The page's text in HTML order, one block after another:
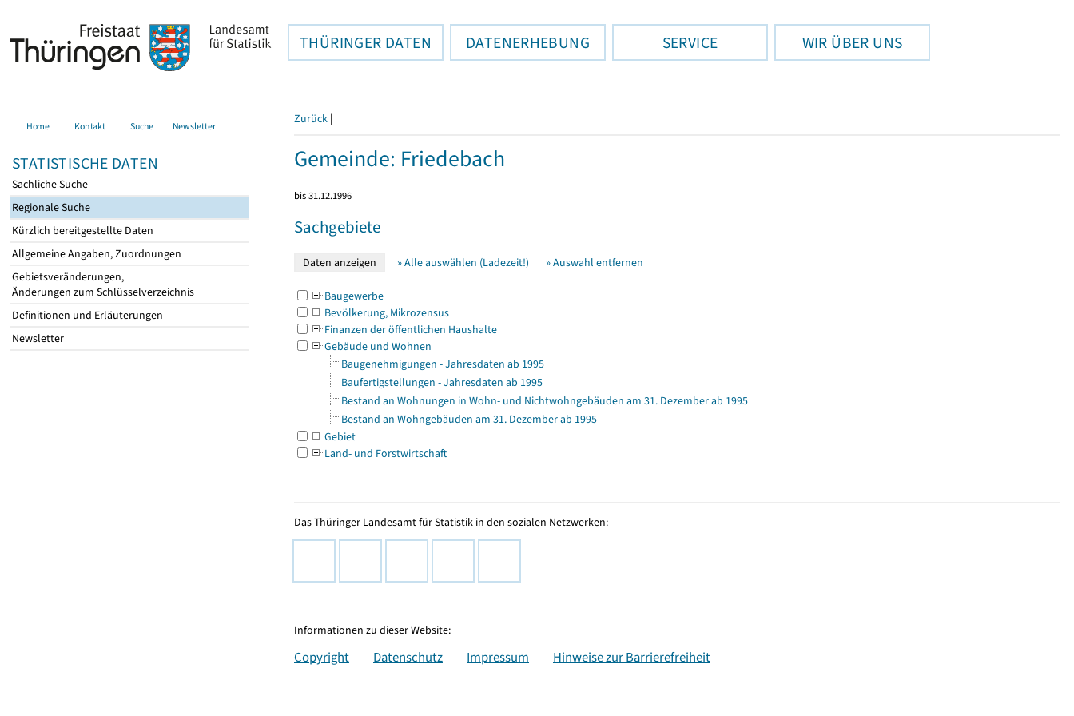
THÜRINGER DATEN DATENERHEBUNG SERVICE WIR ÜBER UNS
Home Kontakt Suche Newsletter
STATISTISCHE DATEN
Sachliche Suche
Regionale Suche
Kürzlich bereitgestellte Daten
Allgemeine Angaben, Zuordnungen
Gebietsveränderungen,
Änderungen zum Schlüsselverzeichnis
Definitionen und Erläuterungen
Newsletter
Zurück |
Gemeinde: Friedebach
bis 31.12.1996
Sachgebiete
» Alle auswählen (Ladezeit!) » Auswahl entfernen
Baugewerbe
Bevölkerung, Mikrozensus
Finanzen der öffentlichen Haushalte
Gebäude und Wohnen
Baugenehmigungen - Jahresdaten ab 1995
Baufertigstellungen - Jahresdaten ab 1995
Bestand an Wohnungen in Wohn- und Nichtwohngebäuden am 31. Dezember ab 1995
Bestand an Wohngebäuden am 31. Dezember ab 1995
Gebiet
Land- und Forstwirtschaft
Das Thüringer Landesamt für Statistik in den sozialen Netzwerken:
Informationen zu dieser Website:
Copyright Datenschutz Impressum Hinweise zur Barrierefreiheit